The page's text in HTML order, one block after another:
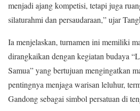
menjadi ajang kompetisi, tetapi juga
silaturahmi dan persaudaraan,” ujar
Ia menjelaskan, turnamen ini memiliki
dirangkaikan dengan kegiatan budaya
Samua” yang bertujuan mengingatkan
pentingnya menjaga warisan leluhur,
Gandong sebagai simbol persatuan di